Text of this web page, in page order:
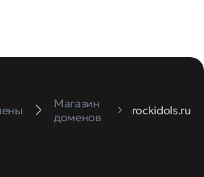
Магазин
доменов
rockidols.ru